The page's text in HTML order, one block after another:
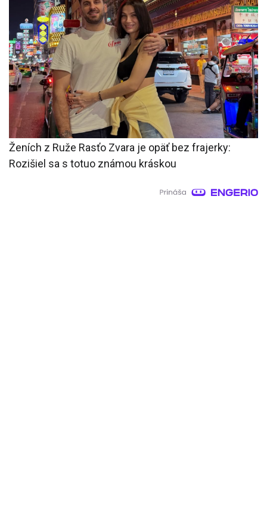
Ženích z Ruže Rasťo Zvara je opäť bez frajerky:
Rozišiel sa s totuo známou kráskou